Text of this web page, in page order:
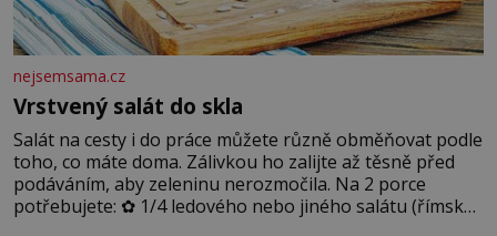
nejsemsama.cz
Vrstvený salát do skla
Salát na cesty i do práce můžete různě obměňovat podle
toho, co máte doma. Zálivkou ho zalijte až těsně před
podáváním, aby zeleninu nerozmočila. Na 2 porce
potřebujete: ✿ 1/4 ledového nebo jiného salátu (římský